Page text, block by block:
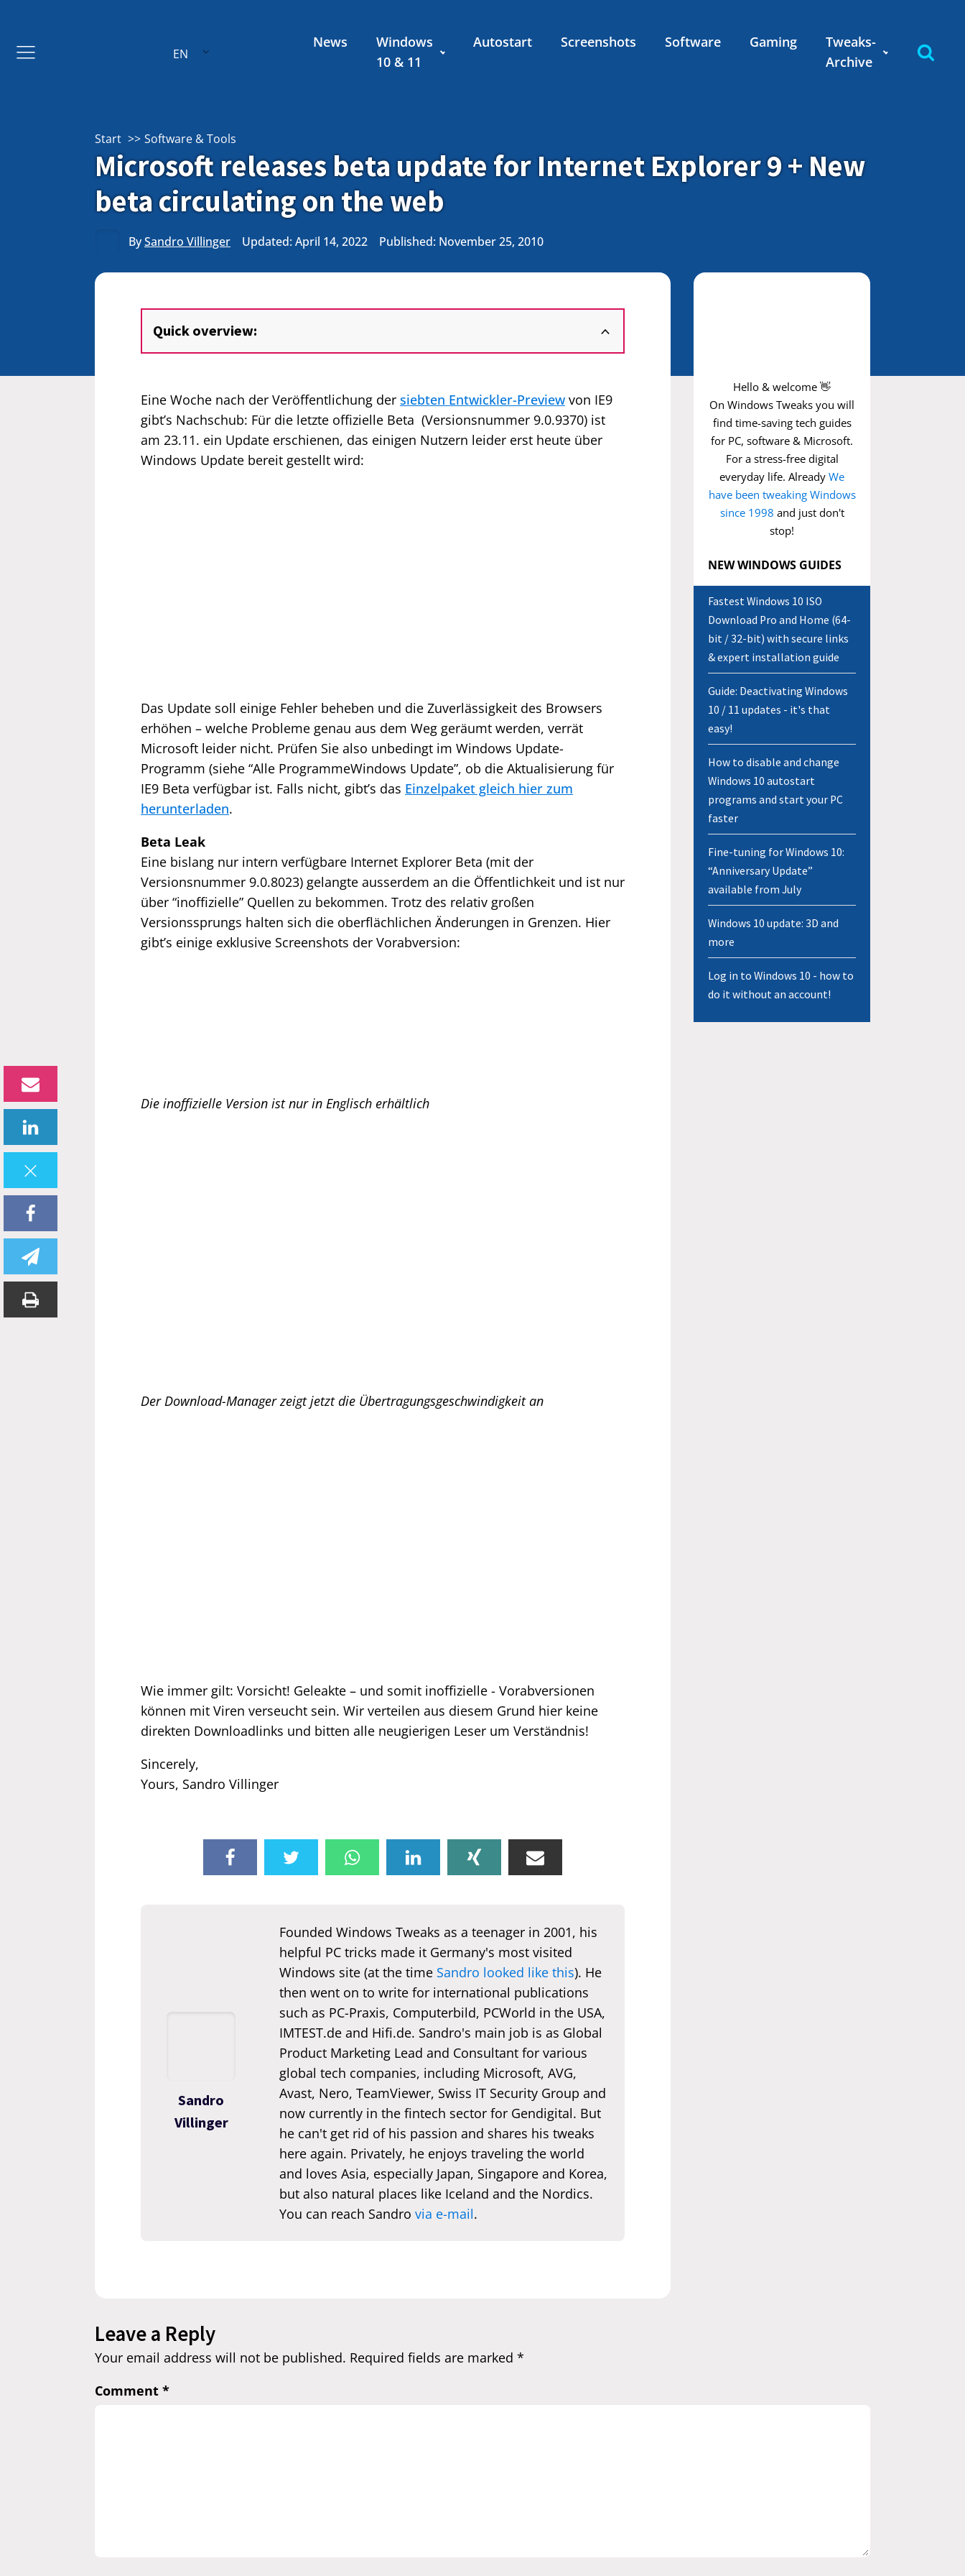
EN
News
Windows
10 & 11
Autostart Screenshots Software Gaming
Tweaks-
Archive
Start Software & Tools
Microsoft releases beta update for Internet Explorer 9 + New
beta circulating on the web
BySandro Villinger Updated: April 14, 2022 Published: November 25, 2010
Quick overview:
Eine Woche nach der Veröffentlichung der siebten Entwickler-Preview von IE9
gibt’s Nachschub: Für die letzte offizielle Beta (Versionsnummer 9.0.9370) ist
am 23.11. ein Update erschienen, das einigen Nutzern leider erst heute über
Windows Update bereit gestellt wird:
Das Update soll einige Fehler beheben und die Zuverlässigkeit des Browsers
erhöhen – welche Probleme genau aus dem Weg geräumt werden, verrät
Microsoft leider nicht. Prüfen Sie also unbedingt im Windows Update-
Programm (siehe “Alle ProgrammeWindows Update”, ob die Aktualisierung für
IE9 Beta verfügbar ist. Falls nicht, gibt’s das Einzelpaket gleich hier zum
herunterladen.
Beta Leak
Eine bislang nur intern verfügbare Internet Explorer Beta (mit der
Versionsnummer 9.0.8023) gelangte ausserdem an die Öffentlichkeit und ist nur
über “inoffizielle” Quellen zu bekommen. Trotz des relativ großen
Versionssprungs halten sich die oberflächlichen Änderungen in Grenzen. Hier
gibt’s einige exklusive Screenshots der Vorabversion:
Die inoffizielle Version ist nur in Englisch erhältlich
Der Download-Manager zeigt jetzt die Übertragungsgeschwindigkeit an
Wie immer gilt: Vorsicht! Geleakte – und somit inoffizielle - Vorabversionen
können mit Viren verseucht sein. Wir verteilen aus diesem Grund hier keine
direkten Downloadlinks und bitten alle neugierigen Leser um Verständnis!
Sincerely,
Yours, Sandro Villinger
Sandro
Villinger
Founded Windows Tweaks as a teenager in 2001, his
helpful PC tricks made it Germany's most visited
Windows site (at the time Sandro looked like this). He
then went on to write for international publications
such as PC-Praxis, Computerbild, PCWorld in the USA,
IMTEST.de and Hifi.de. Sandro's main job is as Global
Product Marketing Lead and Consultant for various
global tech companies, including Microsoft, AVG,
Avast, Nero, TeamViewer, Swiss IT Security Group and
now currently in the fintech sector for Gendigital. But
he can't get rid of his passion and shares his tweaks
here again. Privately, he enjoys traveling the world
and loves Asia, especially Japan, Singapore and Korea,
but also natural places like Iceland and the Nordics.
You can reach Sandro via e-mail.
Hello & welcome 👋
On Windows Tweaks you will
find time-saving tech guides
for PC, software & Microsoft.
For a stress-free digital
everyday life. Already We
have been tweaking Windows
since 1998 and just don't
stop!
NEW WINDOWS GUIDES
Fastest Windows 10 ISO
Download Pro and Home (64-
bit / 32-bit) with secure links
& expert installation guide
Guide: Deactivating Windows
10 / 11 updates - it's that
easy!
How to disable and change
Windows 10 autostart
programs and start your PC
faster
Fine-tuning for Windows 10:
“Anniversary Update”
available from July
Windows 10 update: 3D and
more
Log in to Windows 10 - how to
do it without an account!
Leave a Reply
Your email address will not be published. Required fields are marked *
Comment *